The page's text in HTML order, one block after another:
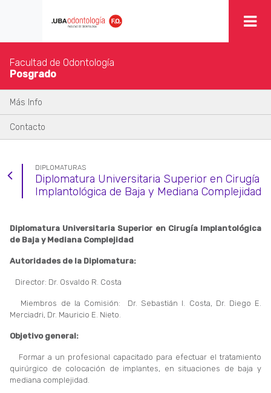
Facultad de Odontología
Posgrado
Más Info
Contacto
DIPLOMATURAS
Diplomatura Universitaria Superior en Cirugía
Implantológica de Baja y Mediana Complejidad
Diplomatura Universitaria Superior en Cirugía Implantológica
de Baja y Mediana Complejidad
Autoridades de la Diplomatura:
Director: Dr. Osvaldo R. Costa
Miembros de la Comisión: Dr. Sebastián I. Costa, Dr. Diego E.
Merciadri, Dr. Mauricio E. Nieto.
Objetivo general:
Formar a un profesional capacitado para efectuar el tratamiento
quirúrgico de colocación de implantes, en situaciones de baja y
mediana complejidad.